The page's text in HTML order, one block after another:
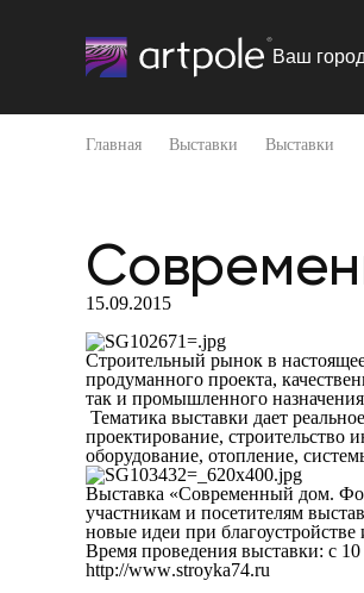
Ваш
Главная Выставки Выставки
15.09.2015
Строительный рынок в
продуманного проекта,
так и промышленного
Тематика выставки дает
проектирование, строительство
оборудование, отопление,
Выставка «Современный дом.
участникам и посетителям
новые идеи при
Время проведения выставки: с
http://www.stroyka74.ru